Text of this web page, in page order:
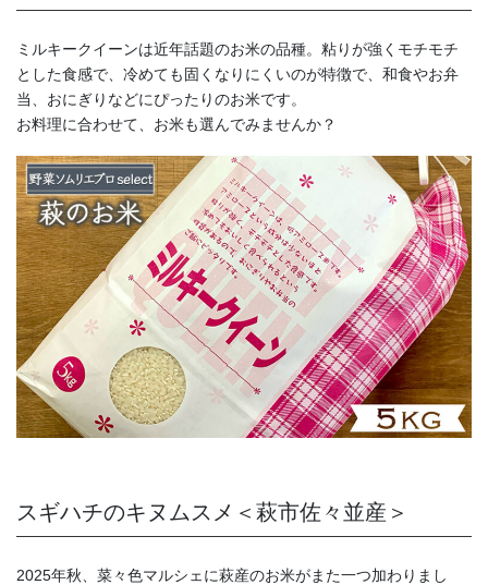
ミルキークイーンは近年話題のお米の品種。粘りが強くモチモチ
とした食感で、冷めても固くなりにくいのが特徴で、和食やお弁
当、おにぎりなどにぴったりのお米です。
お料理に合わせて、お米も選んでみませんか？
スギハチのキヌムスメ＜萩市佐々並産＞
2025年秋、菜々色マルシェに萩産のお米がまた一つ加わりまし